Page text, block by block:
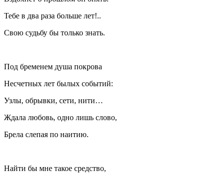
Тебе в два раза больше лет!..
Свою судьбу бы только знать.
Под бременем душа покрова
Несчетных лет былых событий:
Узлы, обрывки, сети, нити…
Ждала любовь, одно лишь слово,
Брела слепая по наитию.
Найти бы мне такое средство,